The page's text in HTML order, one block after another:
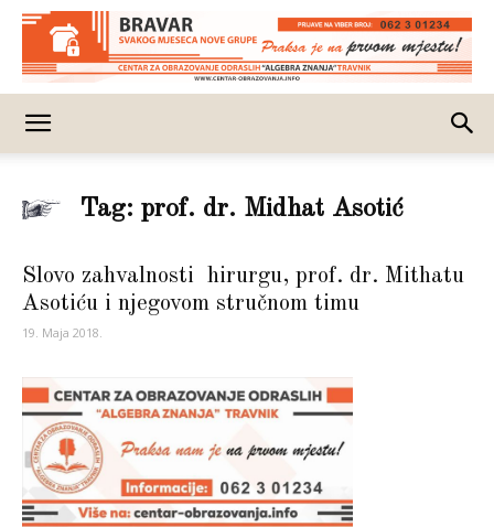
Tag: prof. dr. Midhat Asotić
Slovo zahvalnosti hirurgu, prof. dr. Mithatu
Asotiću i njegovom stručnom timu
19. Maja 2018.